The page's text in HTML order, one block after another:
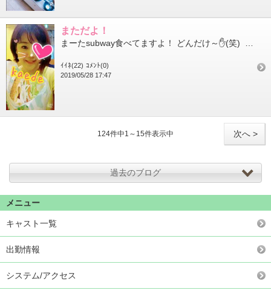
まただよ！
ｲｲﾈ(22) ｺﾒﾝﾄ(0)
2019/05/28 17:47
次へ >
124件中1～15件表示中
過去のブログ
メニュー
キャスト一覧
出勤情報
システム/アクセス